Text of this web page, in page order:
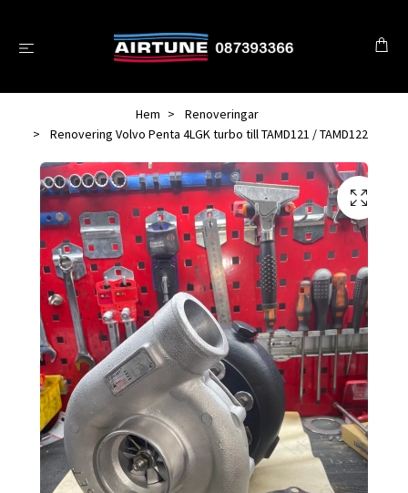
Hem
Renoveringar
Renovering Volvo Penta 4LGK turbo till TAMD121 / TAMD122